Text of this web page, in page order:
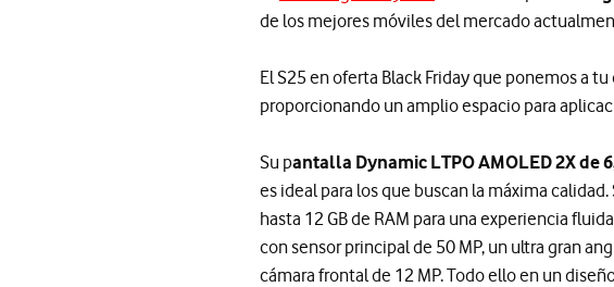
de los mejores móviles del mercado
El S25 en oferta Black Friday que ponemos a
proporcionando un amplio espacio para
Su pantalla Dynamic LTPO AMOLED 2X de
es ideal para los que buscan la máxima
hasta 12 GB de RAM para una experiencia
con sensor principal de 50 MP, un ultra gran
cámara frontal de 12 MP. Todo ello en un